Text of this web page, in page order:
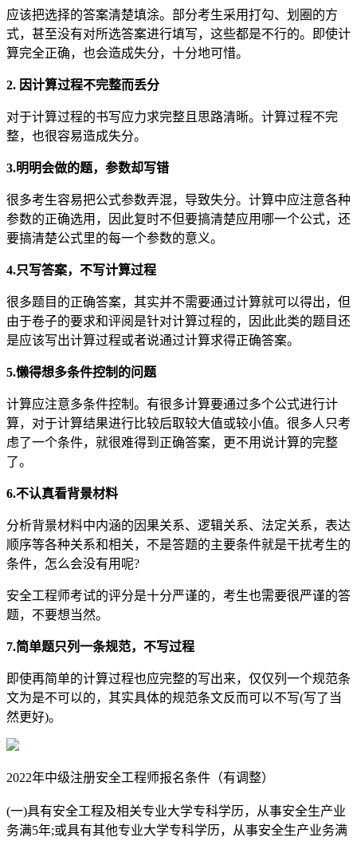
应该把选择的答案清楚填涂。部分考生采用打勾、划圈的方
式，甚至没有对所选答案进行填写，这些都是不行的。即使计
算完全正确，也会造成失分，十分地可惜。
2. 因计算过程不完整而丢分
对于计算过程的书写应力求完整且思路清晰。计算过程不完
整，也很容易造成失分。
3.明明会做的题，参数却写错
很多考生容易把公式参数弄混，导致失分。计算中应注意各种
参数的正确选用，因此复时不但要搞清楚应用哪一个公式，还
要搞清楚公式里的每一个参数的意义。
4.只写答案，不写计算过程
很多题目的正确答案，其实并不需要通过计算就可以得出，但
由于卷子的要求和评阅是针对计算过程的，因此此类的题目还
是应该写出计算过程或者说通过计算求得正确答案。
5.懒得想多条件控制的问题
计算应注意多条件控制。有很多计算要通过多个公式进行计
算，对于计算结果进行比较后取较大值或较小值。很多人只考
虑了一个条件，就很难得到正确答案，更不用说计算的完整
了。
6.不认真看背景材料
分析背景材料中内涵的因果关系、逻辑关系、法定关系，表达
顺序等各种关系和相关，不是答题的主要条件就是干扰考生的
条件，怎么会没有用呢?
安全工程师考试的评分是十分严谨的，考生也需要很严谨的答
题，不要想当然。
7.简单题只列一条规范，不写过程
即使再简单的计算过程也应完整的写出来，仅仅列一个规范条
文为是不可以的，其实具体的规范条文反而可以不写(写了当
然更好)。
2022年中级注册安全工程师报名条件（有调整）
(一)具有安全工程及相关专业大学专科学历，从事安全生产业
务满5年;或具有其他专业大学专科学历，从事安全生产业务满